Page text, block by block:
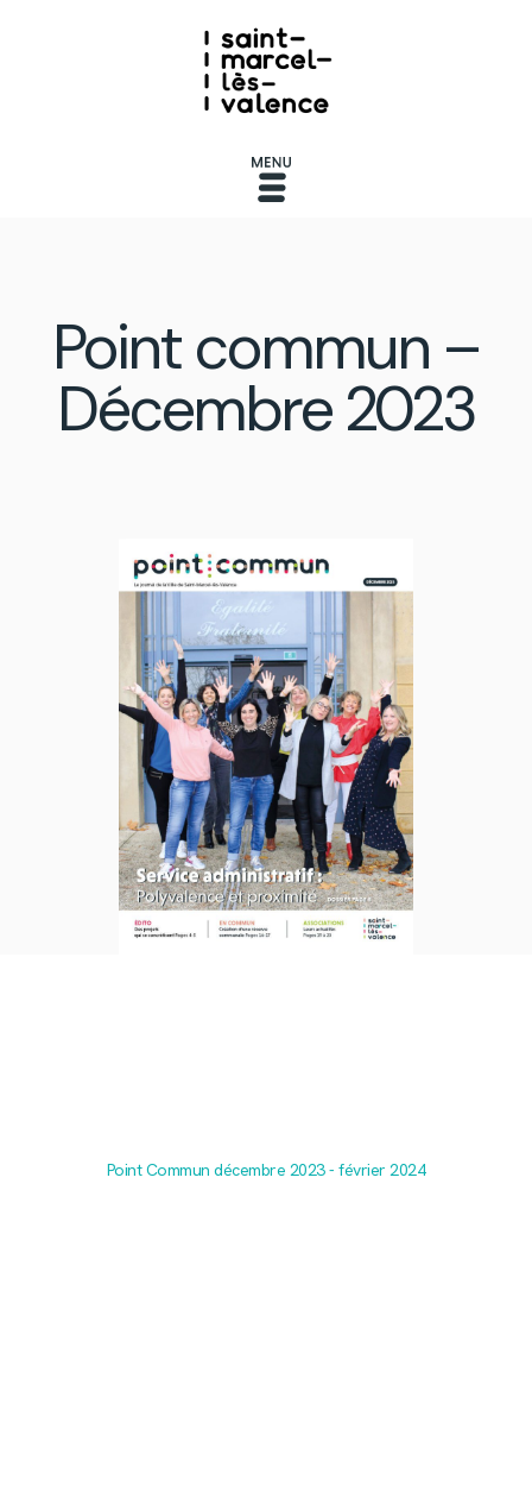
Point commun –
Décembre 2023
Point Commun décembre 2023 - février 2024